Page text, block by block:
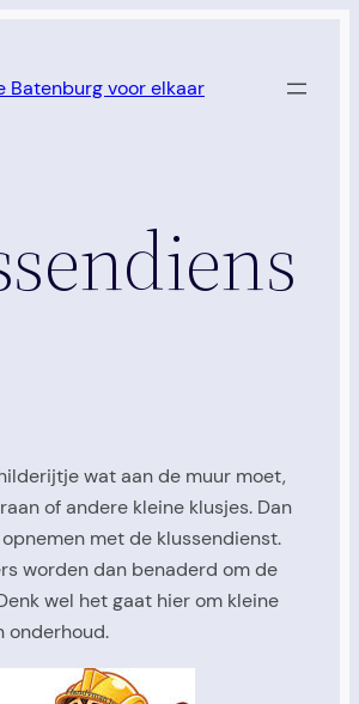
Batenburg voor elkaar
wat aan de muur moet,
of andere kleine klusjes. Dan
met de klussendienst.
worden dan benaderd om de
wel het gaat hier om kleine
onderhoud.